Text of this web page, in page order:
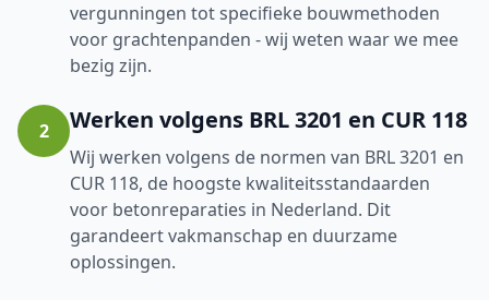
vergunningen tot specifieke bouwmethoden
voor grachtenpanden - wij weten waar we mee
bezig zijn.
2 Werken volgens BRL 3201 en CUR 118
Wij werken volgens de normen van BRL 3201 en
CUR 118, de hoogste kwaliteitsstandaarden
voor betonreparaties in Nederland. Dit
garandeert vakmanschap en duurzame
oplossingen.